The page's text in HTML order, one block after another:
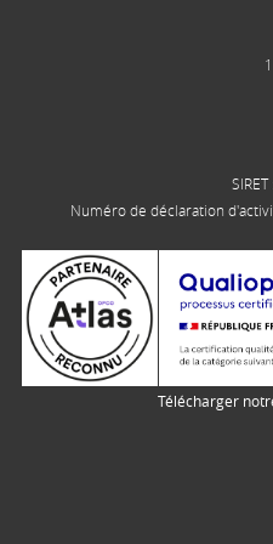
Numéro de déclaration
Télécharger